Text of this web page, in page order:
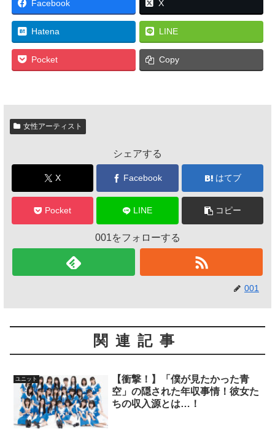
Facebook X
Hatena LINE
Pocket Copy
女性アーティスト
シェアする
X Facebook はてブ
Pocket LINE コピー
001をフォローする
001
関連記事
ユニット
【衝撃！】「僕が見たかった青
空」の隠された年収事情！彼女た
ちの収入源とは…！